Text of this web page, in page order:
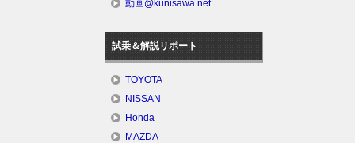
動画@kunisawa.net
試乗＆解説リポート
TOYOTA
NISSAN
Honda
MAZDA